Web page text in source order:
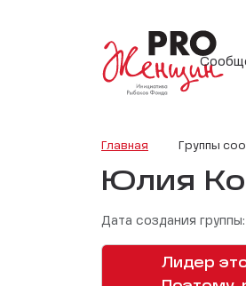
Главная Группы
Юлия
Дата создания
Лидер